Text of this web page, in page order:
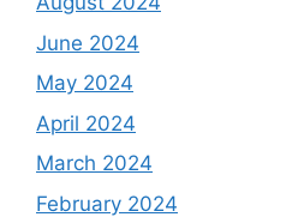
June 2024
May 2024
April 2024
March 2024
February 2024